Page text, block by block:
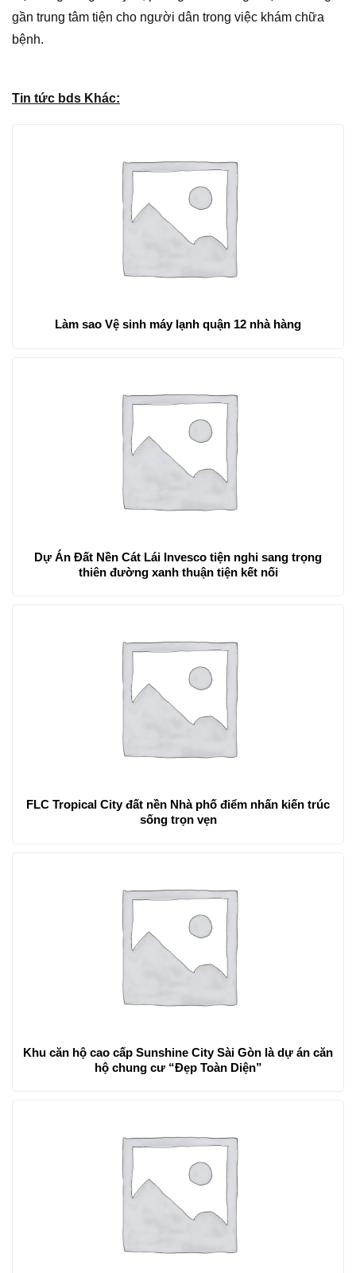
gần trung tâm tiện cho người dân trong việc khám chữa
bệnh.
Tin tức bds Khác:
Làm sao Vệ sinh máy lạnh quận 12 nhà hàng
Dự Án Đất Nền Cát Lái Invesco tiện nghi sang trọng
thiên đường xanh thuận tiện kết nối
FLC Tropical City đất nền Nhà phố điểm nhấn kiến trúc
sống trọn vẹn
Khu căn hộ cao cấp Sunshine City Sài Gòn là dự án căn
hộ chung cư “Đẹp Toàn Diện”